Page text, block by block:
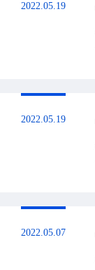
2022.05.19
2022.05.19
2022.05.07